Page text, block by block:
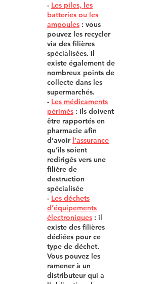
- Les piles, les
batteries ou les
ampoules : vous
pouvez les recycler
via des filières
spécialisées. Il
existe également de
nombreux points de
collecte dans les
supermarchés.
- Les médicaments
périmés : ils doivent
être rapportés en
pharmacie afin
d’avoir l’assurance
qu’ils soient
redirigés vers une
filière de
destruction
spécialisée
- Les déchets
d’équipements
électroniques : il
existe des filières
dédiées pour ce
type de déchet.
Vous pouvez les
ramener à un
distributeur qui a